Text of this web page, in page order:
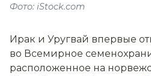
Фото: iStock.com
Ирак и Уругвай впервые
во Всемирное
расположенное на